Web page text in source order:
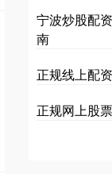
宁波炒股配
南
正规线上配
正规网上股